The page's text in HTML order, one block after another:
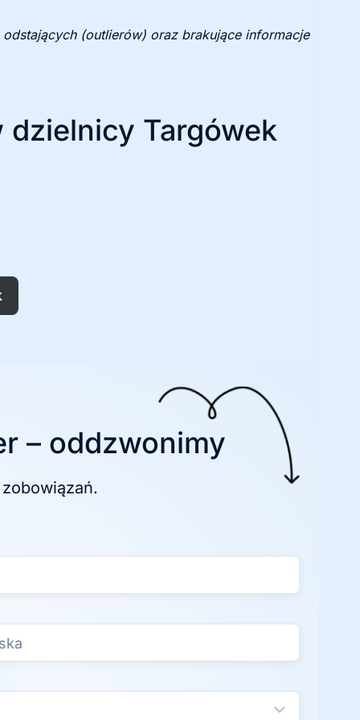
(outlierów) oraz brakujące informacje
dzielnicy Targówek
– oddzwonimy